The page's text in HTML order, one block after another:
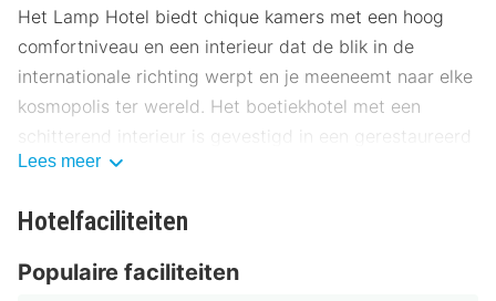
Het Lamp Hotel biedt chique kamers met een hoog
comfortniveau en een interieur dat de blik in de
internationale richting werpt en je meeneemt naar elke
kosmopolis ter wereld. Het boetiekhotel met een
schitterend interieur is gevestigd in een gerestaureerd
18e-eeuws gebouw op ongeveer 50 meter van
het centraal station. Zeven 18e-eeuwse huizen hebben
lifestyle hotel dat een ontspannen internationale sfeer
Lees meer
Hotelfaciliteiten
Populaire faciliteiten